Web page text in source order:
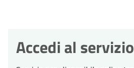
Accedi al servizio